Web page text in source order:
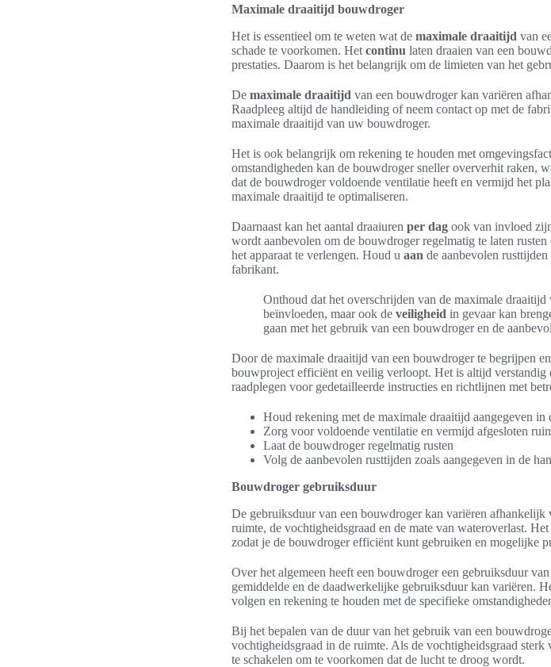
Maximale draaitijd bouwdroger
Het is essentieel om te weten wat de maximale draaitijd van
schade te voorkomen. Het continu laten draaien van een
prestaties. Daarom is het belangrijk om de limieten van het
De maximale draaitijd van een bouwdroger kan variëren
Raadpleeg altijd de handleiding of neem contact op met de
maximale draaitijd van uw bouwdroger.
Het is ook belangrijk om rekening te houden met
omstandigheden kan de bouwdroger sneller oververhit raken,
dat de bouwdroger voldoende ventilatie heeft en vermijd het
maximale draaitijd te optimaliseren.
Daarnaast kan het aantal draaiuren per dag ook van invloed
wordt aanbevolen om de bouwdroger regelmatig te laten
het apparaat te verlengen. Houd u aan de aanbevolen
fabrikant.
Onthoud dat het overschrijden van de maximale
beïnvloeden, maar ook de veiligheid in gevaar kan
gaan met het gebruik van een bouwdroger en de
Door de maximale draaitijd van een bouwdroger te begrijpen
bouwproject efficiënt en veilig verloopt. Het is altijd
raadplegen voor gedetailleerde instructies en richtlijnen met
Houd rekening met de maximale draaitijd aangegeven in
Zorg voor voldoende ventilatie en vermijd afgesloten
Laat de bouwdroger regelmatig rusten
Volg de aanbevolen rusttijden zoals aangegeven in de
Bouwdroger gebruiksduur
De gebruiksduur van een bouwdroger kan variëren afhankelijk
ruimte, de vochtigheidsgraad en de mate van wateroverlast.
zodat je de bouwdroger efficiënt kunt gebruiken en mogelijke
Over het algemeen heeft een bouwdroger een gebruiksduur
gemiddelde en de daadwerkelijke gebruiksduur kan variëren.
volgen en rekening te houden met de specifieke
Bij het bepalen van de duur van het gebruik van een
vochtigheidsgraad in de ruimte. Als de vochtigheidsgraad
te schakelen om te voorkomen dat de lucht te droog wordt.